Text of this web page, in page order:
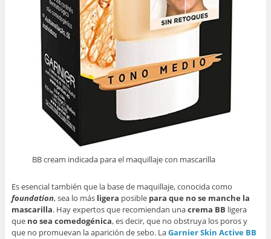
BB cream indicada para el maquillaje con mascarilla
Es esencial también que la base de maquillaje, conocida como
foundation, sea lo más ligera posible para que no se manche la
mascarilla. Hay expertos que recomiendan unacrema BB ligera
que no sea comedogénica, es decir, que no obstruya los poros y
que no promuevan la aparición de sebo. LaGarnier Skin Active BB